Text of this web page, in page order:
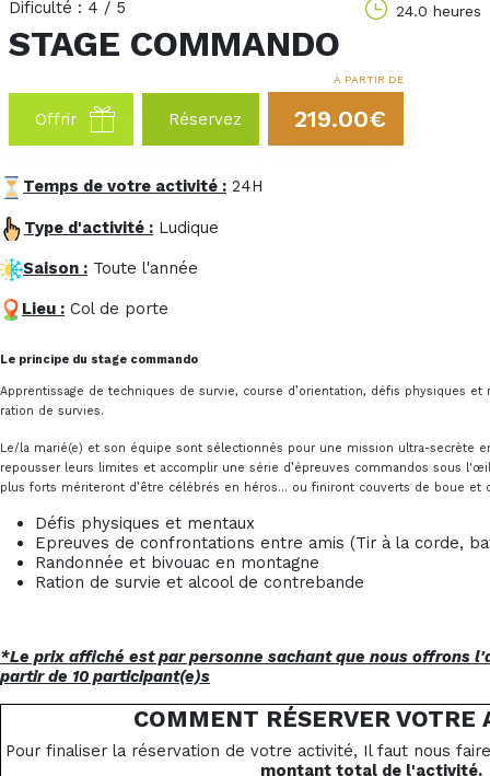
Dificulté : 4 / 5 24.0 heures
STAGE COMMANDO
Offrir Réservez
À PARTIR DE
219.00€
Temps de votre activité : 24H
Type d'activité : Ludique
Saison : Toute l'année
Lieu : Col de porte
Le principe du stage commando
Apprentissage de techniques de survie, course d’orientation, défis physiques
ration de survies.
Le/la marié(e) et son équipe sont sélectionnés pour une mission ultra-secrète
repousser leurs limites et accomplir une série d’épreuves commandos sous
plus forts mériteront d’être célébrés en héros… ou finiront couverts de boue et
Défis physiques et mentaux
Epreuves de confrontations entre amis (Tir à la corde,
Randonnée et bivouac en montagne
Ration de survie et alcool de contrebande
*Le prix affiché est par personne sachant que nous offrons
partir de 10 participant(e)s
COMMENT RÉSERVER VOTRE
Pour finaliser la réservation de votre activité, Il faut nous
montant total de l'activité.